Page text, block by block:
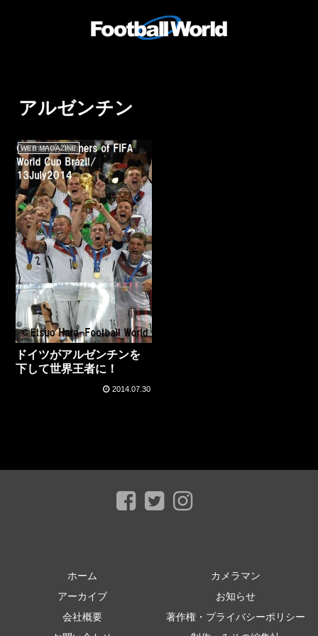
アルゼンチン
WEB MAGAZINE
ドイツがアルゼンチンを
下して世界王者に！
2014.07.30
ホーム
カメラマン
アーカイブ
お知らせ
会社概要
著作権・プライバシーポリシー